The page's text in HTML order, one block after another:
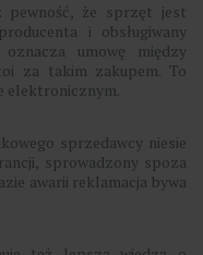
pewność, że sprzęt jest
i obsługiwany
umowę między
za takim zakupem. To
elektronicznym.
sprzedawcy niesie
sprowadzony spoza
awarii reklamacja bywa